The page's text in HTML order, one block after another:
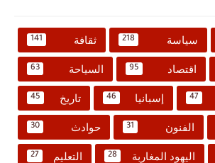
سياسة 218 ثقافة 141
اقتصاد 95 السياحة 63
47 إسبانيا 46 تاريخ 45
الفنون 31 حوادث 30
اليهود المغاربة 28 التعليم 27